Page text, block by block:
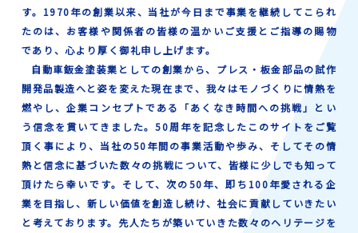
す。1970年の創業以来、当社が今日まで事業を継続してこられ
たのは、お客様や関係者の皆様の温かいご支援とご指導の賜物
であり、心より厚く御礼申し上げます。
自動車鈑金塗装業としての創業から、プレス・板金部品の試作
開発品製造へと姿を変えた現在まで、我々はモノづくりに情熱を
燃やし、企業コンセプトである「あくなき時間への挑戦」とい
う信念を貫いてきました。50周年を記念したこのサイトをご覧
頂く事により、当社の50年間の事業活動や歩み、そしてその情
熱と信念に基づいた数々の挑戦について、皆様に少しでも知って
頂けたら幸いです。そして、次の50年、即ち100年愛される企
業を目指し、新しい価値を創造し続け、社会に貢献していきたい
と考えております。先人たちが築いていきた数々のヘリテージを